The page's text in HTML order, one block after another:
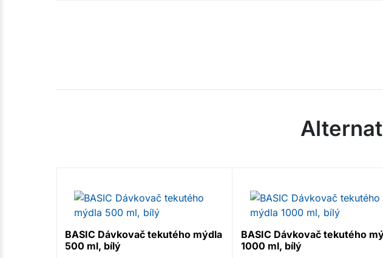
BASIC Dávkovač tekutého mýdla
500 ml, bílý
BASIC Dávkovač tekutého
1000 ml, bílý